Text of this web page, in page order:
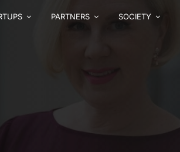
PARTNERS SOCIETY